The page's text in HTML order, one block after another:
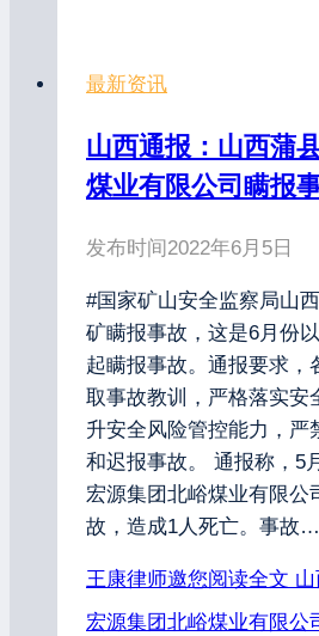
最新资讯
山西通报：山西蒲
煤业有限公司瞒报
发布时间2022年6月5日
#国家矿山安全监察局山
矿瞒报事故，这是6月份
起瞒报事故。通报要求，
取事故教训，严格落实安
升安全风险管控能力，严
和迟报事故。 通报称，5
宏源集团北峪煤业有限公
故，造成1人死亡。事故…
王康律师邀您阅读全文
宏源集团北峪煤业有限公